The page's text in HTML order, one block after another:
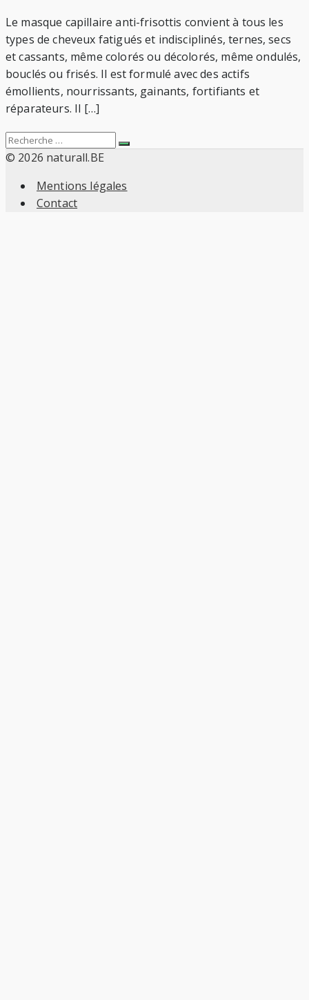
Le masque capillaire anti-frisottis convient à tous les
types de cheveux fatigués et indisciplinés, ternes, secs
et cassants, même colorés ou décolorés, même ondulés,
bouclés ou frisés. Il est formulé avec des actifs
émollients, nourrissants, gainants, fortifiants et
réparateurs. Il […]
Search
for:
Recherche
© 2026 naturall.BE
Mentions légales
Contact